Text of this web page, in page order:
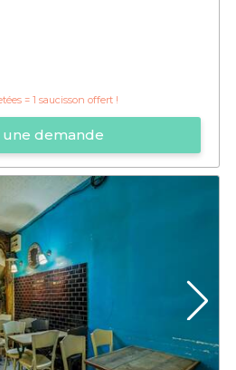
= 1 saucisson offert !
une demande